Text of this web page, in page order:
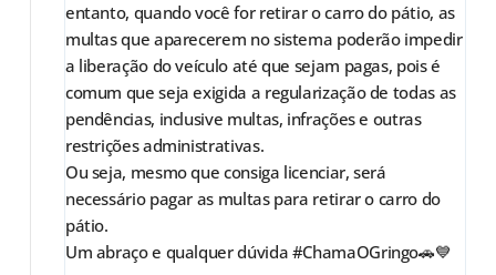
entanto, quando você for retirar o carro do pátio, as
multas que aparecerem no sistema poderão impedir
a liberação do veículo até que sejam pagas, pois é
comum que seja exigida a regularização de todas as
pendências, inclusive multas, infrações e outras
restrições administrativas.
Ou seja, mesmo que consiga licenciar, será
necessário pagar as multas para retirar o carro do
pátio.
Um abraço e qualquer dúvida #ChamaOGringo🚗💙